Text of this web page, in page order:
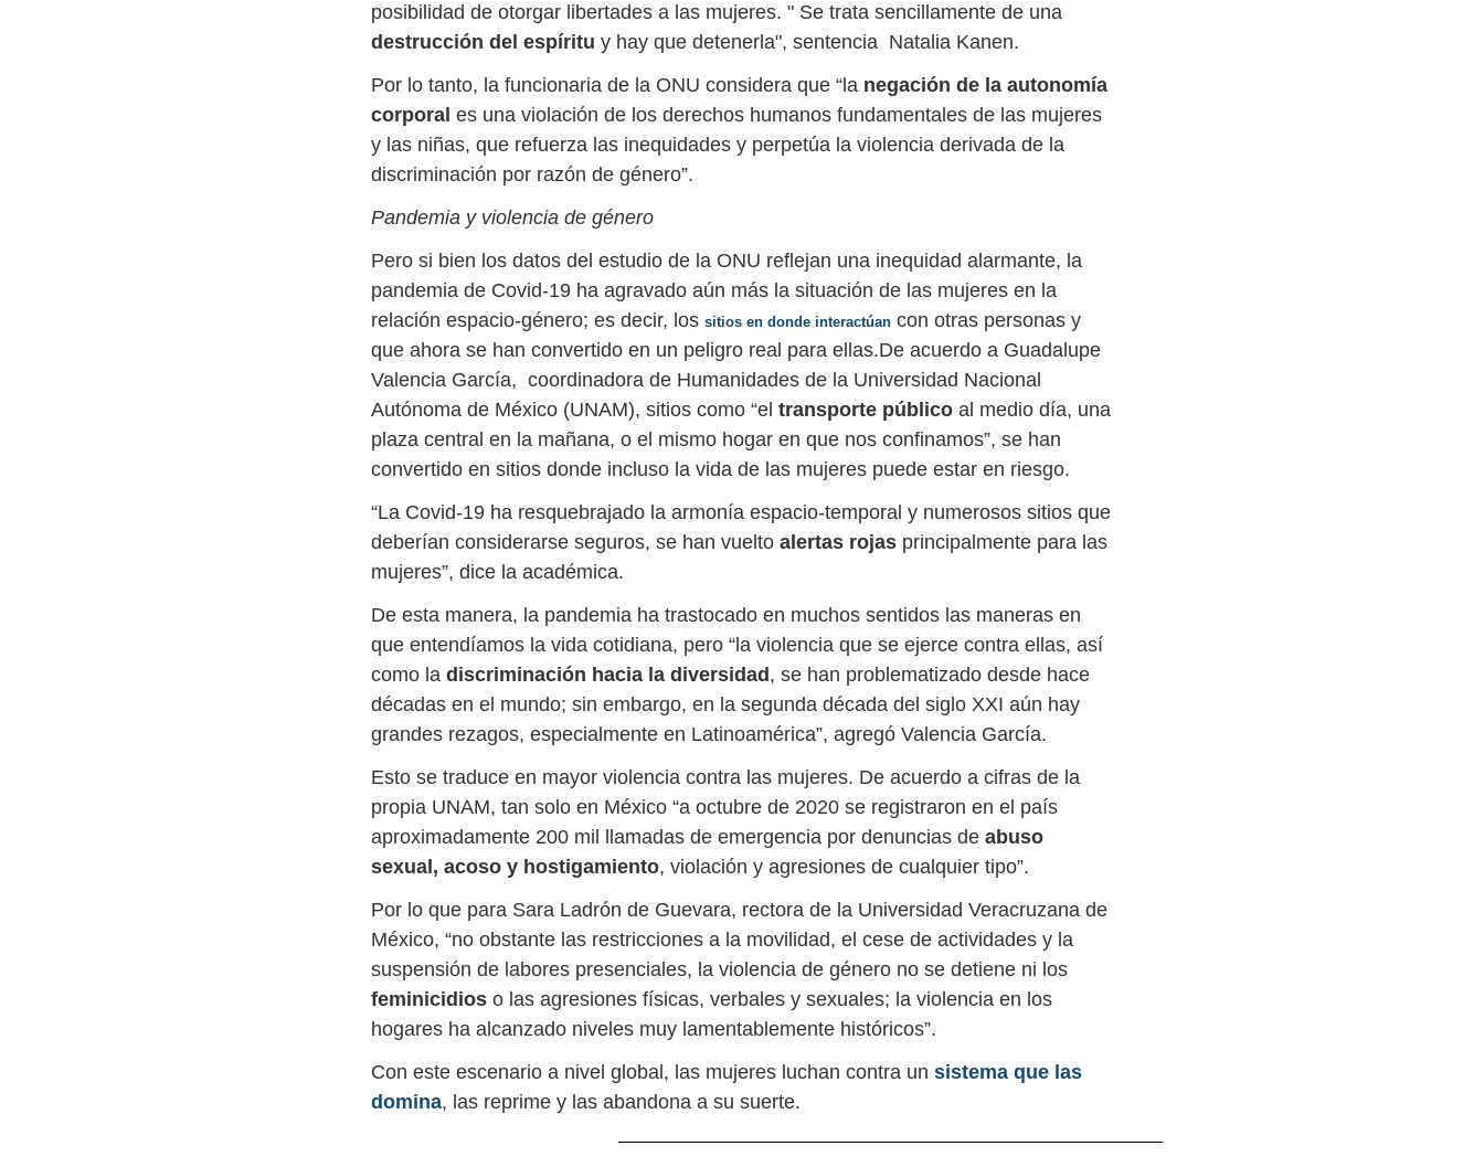
posibilidad de otorgar libertades a las mujeres. " Se trata sencillamente de una
destrucción del espíritu y hay que detenerla", sentencia Natalia Kanen.
Por lo tanto, la funcionaria de la ONU considera que “la negación de la autonomía
corporal es una violación de los derechos humanos fundamentales de las mujeres
y las niñas, que refuerza las inequidades y perpetúa la violencia derivada de la
discriminación por razón de género”.
Pandemia y violencia de género
Pero si bien los datos del estudio de la ONU reflejan una inequidad alarmante, la
pandemia de Covid-19 ha agravado aún más la situación de las mujeres en la
relación espacio-género; es decir, los sitios en donde interactúan con otras personas y
que ahora se han convertido en un peligro real para ellas.De acuerdo a Guadalupe
Valencia García, coordinadora de Humanidades de la Universidad Nacional
Autónoma de México (UNAM), sitios como “el transporte público al medio día, una
plaza central en la mañana, o el mismo hogar en que nos confinamos”, se han
convertido en sitios donde incluso la vida de las mujeres puede estar en riesgo.
“La Covid-19 ha resquebrajado la armonía espacio-temporal y numerosos sitios que
deberían considerarse seguros, se han vuelto alertas rojas principalmente para las
mujeres”, dice la académica.
De esta manera, la pandemia ha trastocado en muchos sentidos las maneras en
que entendíamos la vida cotidiana, pero “la violencia que se ejerce contra ellas, así
como la discriminación hacia la diversidad , se han problematizado desde hace
décadas en el mundo; sin embargo, en la segunda década del siglo XXI aún hay
grandes rezagos, especialmente en Latinoamérica”, agregó Valencia García.
Esto se traduce en mayor violencia contra las mujeres. De acuerdo a cifras de la
propia UNAM, tan solo en México “a octubre de 2020 se registraron en el país
aproximadamente 200 mil llamadas de emergencia por denuncias de abuso
sexual, acoso y hostigamiento, violación y agresiones de cualquier tipo”.
Por lo que para Sara Ladrón de Guevara, rectora de la Universidad Veracruzana de
México, “no obstante las restricciones a la movilidad, el cese de actividades y la
suspensión de labores presenciales, la violencia de género no se detiene ni los
feminicidios o las agresiones físicas, verbales y sexuales; la violencia en los
hogares ha alcanzado niveles muy lamentablemente históricos”.
Con este escenario a nivel global, las mujeres luchan contra un sistema que las
domina, las reprime y las abandona a su suerte.